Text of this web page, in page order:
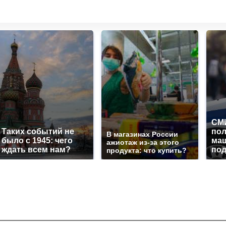
Таких событий не
было с 1945: чего
ждать всем нам?
В магазинах России
ажиотаж из-за этого
продукта: что купить?